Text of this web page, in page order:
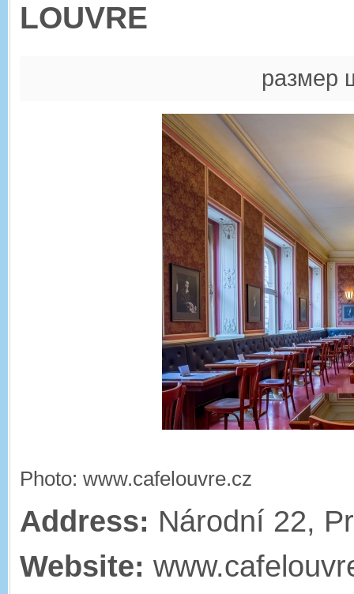
LOUVRE
размер
Photo: www.cafelouvre.cz
Address: Národní 22,
Website: